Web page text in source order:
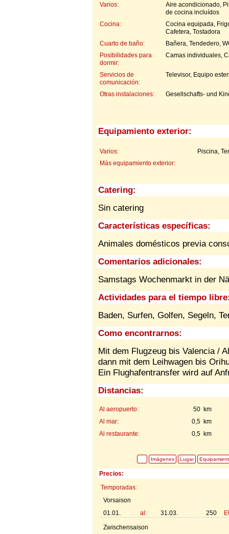
Varios:
Aire acondicionado,
de cocina incluídos
Cocina:
Cocina equipada,
Cafetera, Tostadora
Cuarto de baño:
Bañera, Tendedero,
Posibilidades para
dormir:
Camas individuales,
Servicios de
comunicación:
Televisor, Equipo
Otras instalaciones: Gesellschafts- und
Equipamiento exterior:
Varios:
Piscina,
Más equipamiento exterior:
Catering:
Sin catering
Características específicas:
Animales domésticos previa
Comentarios adicionales:
Samstags Wochenmarkt in der
Actividades para el tiempo
Baden, Surfen, Golfen, Segeln,
Como encontrarnos:
Mit dem Flugzeug bis Valencia /
dann mit dem Leihwagen bis
Ein Flughafentransfer wird auf
Distancias:
50 km
Al aeropuerto:
0,5 km
Al mar:
0,5 km
Al restaurante:
Imágenes Lugar
Precios:
Temporadas:
Vorsaison
01.01.
al: 31.03. 250
Zwischensaison